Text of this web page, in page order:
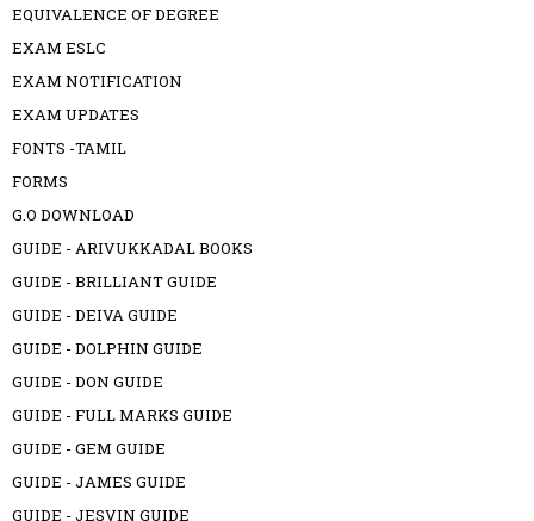
EQUIVALENCE OF DEGREE
EXAM ESLC
EXAM NOTIFICATION
EXAM UPDATES
FONTS -TAMIL
FORMS
G.O DOWNLOAD
GUIDE - ARIVUKKADAL BOOKS
GUIDE - BRILLIANT GUIDE
GUIDE - DEIVA GUIDE
GUIDE - DOLPHIN GUIDE
GUIDE - DON GUIDE
GUIDE - FULL MARKS GUIDE
GUIDE - GEM GUIDE
GUIDE - JAMES GUIDE
GUIDE - JESVIN GUIDE